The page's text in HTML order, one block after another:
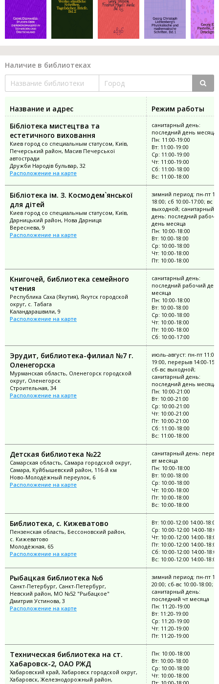
Наличие в библиотеках
Название и адрес
Режим работы
Бібліотека мистецтва та
естетичного виховання
Киев город со специальным статусом, Київ,
Печерський район, Масив Печерської
автостради
Дружби Народів бульвар, 32
Расположение на карте
санитарный день:
последний день месяца
Пн: 11:00-19:00
Вт: 11:00-19:00
Ср: 11:00-19:00
Чт: 11:00-19:00
Сб: 11:00-18:00
Вс: 11:00-18:00
Бібліотека ім. З. Космодем`янської
для дітей
Киев город со специальным статусом, Київ,
Дарницький район, Нова Дарниця
Вереснева, 9
Расположение на карте
зимний период: пн-пт
18:00; сб 10:00-17:00; вс
выходной; санитарный
день: последний
день месяца
Пн: 10:00-18:00
Вт: 10:00-18:00
Ср: 10:00-18:00
Чт: 10:00-18:00
Пт: 10:00-18:00
Книгочей, библиотека семейного
чтения
Республика Саха (Якутия), Якутск городской
округ, с. Табага
Каландарашвили, 9
Расположение на карте
санитарный день:
последний рабочий
месяца
Пн: 10:00-18:00
Вт: 10:00-18:00
Ср: 10:00-18:00
Чт: 10:00-18:00
Пт: 10:00-18:00
Сб: 10:00-17:00
Эрудит, библиотека-филиал №7 г.
Оленегорска
Мурманская область, Оленегорск городской
округ, Оленегорск
Строительная, 34
Расположение на карте
июль-август: пн-пт 11:00-
19:00, перерыв 14:00-
сб-вс выходной;
санитарный день:
последний день месяца
Пн: 10:00-21:00
Вт: 10:00-21:00
Ср: 10:00-21:00
Чт: 10:00-21:00
Пт: 10:00-21:00
Сб: 11:00-18:00
Вс: 11:00-18:00
Детская библиотека №22
Самарская область, Самара городской округ,
Самара, Куйбышевский район, 116-й км
Ново-Молодёжный переулок, 6
Расположение на карте
санитарный день:
вт месяца
Пн: 10:00-18:00
Вт: 10:00-18:00
Ср: 10:00-18:00
Чт: 10:00-18:00
Пт: 10:00-18:00
Вс: 10:00-18:00
Библиотека, с. Кижеватово
Пензенская область, Бессоновский район,
с. Кижеватово
Молодёжная, 65
Расположение на карте
Вт: 10:00-12:00 14:00-18:00
Ср: 10:00-12:00 14:00-18:00
Чт: 10:00-12:00 14:00-18:00
Пт: 10:00-12:00 14:00-18:00
Сб: 10:00-12:00 14:00-18:00
Вс: 10:00-12:00 14:00-18:00
Рыбацкая библиотека №6
Санкт-Петербург, Санкт-Петербург,
Невский район, МО №52 "Рыбацкое"
Дмитрия Устинова, 3
Расположение на карте
зимний период: пн-пт
20:00; сб-вс 10:00-18:00;
санитарный день:
последний чт месяца
Пн: 11:20-19:00
Вт: 11:20-19:00
Ср: 11:20-19:00
Чт: 11:20-19:00
Пт: 11:20-19:00
Техническая библиотека на ст.
Хабаровск-2, ОАО РЖД
Хабаровский край, Хабаровск городской округ,
Хабаровск, Железнодорожный район,
Пн: 10:00-18:00
Вт: 10:00-18:00
Ср: 10:00-18:00
Чт: 10:00-18:00